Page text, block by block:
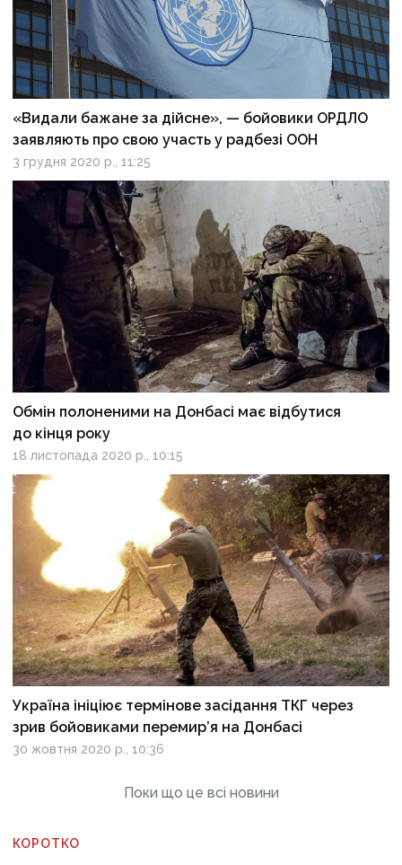
«Видали бажане за дійсне», — бойовики ОРДЛО
заявляють про свою участь у радбезі ООН
3 грудня 2020 р., 11:25
Обмін полоненими на Донбасі має відбутися
до кінця року
18 листопада 2020 р., 10:15
Україна ініціює термінове засідання ТКГ через
зрив бойовиками перемир’я на Донбасі
30 жовтня 2020 р., 10:36
Поки що це всі новини
КОРОТКО